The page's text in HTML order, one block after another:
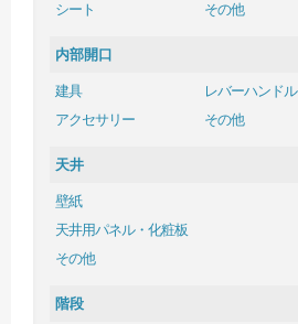
シート
その他
内部開口
建具
レバーハンドル
アクセサリー
その他
天井
壁紙
天井用パネル・化粧板
その他
階段